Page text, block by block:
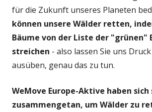
für die Zukunft unseres Planeten
können unsere Wälder retten,
Bäume von der Liste der "grünen"
streichen - also lassen Sie uns
ausüben, genau das zu tun.
WeMove Europe-Aktive haben
zusammengetan, um Wälder zu